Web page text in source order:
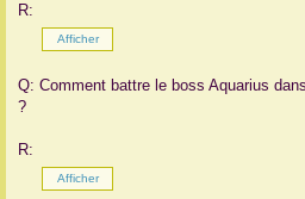
R:
Q: Comment battre le boss Aquarius
?
R: